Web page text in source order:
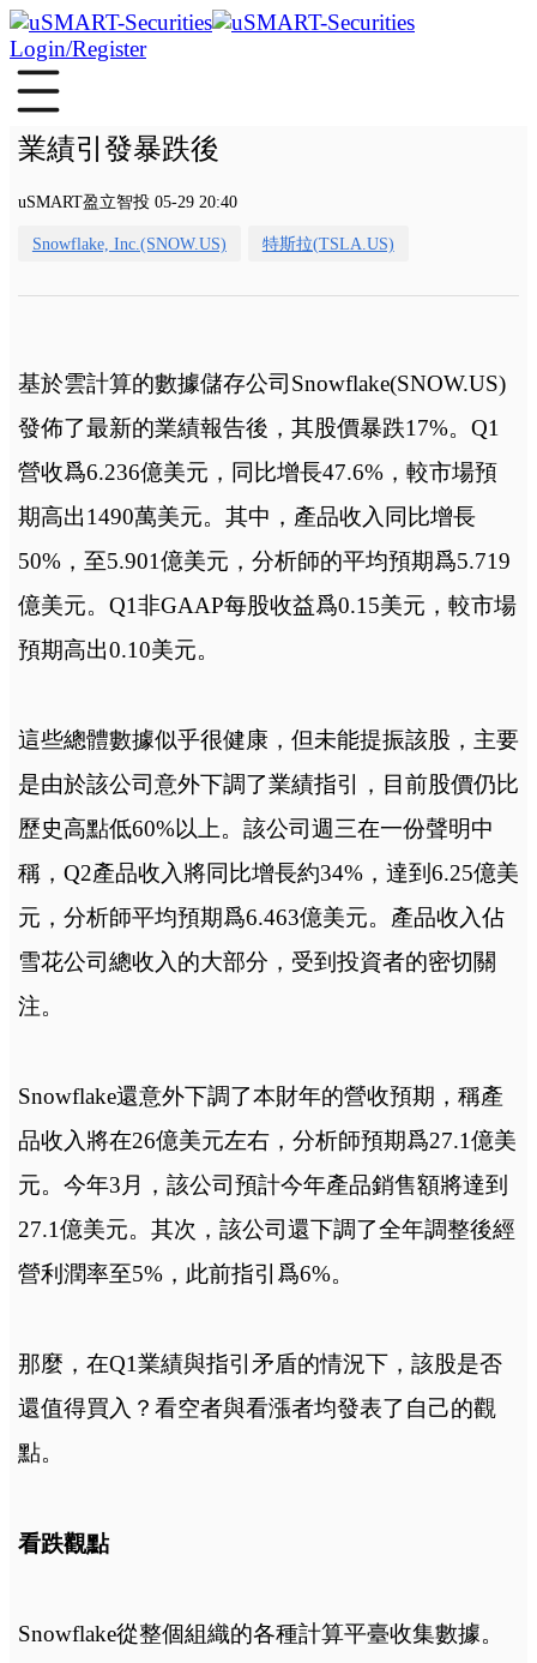
Login/Register
業績引發暴跌後
uSMART盈立智投 05-29 20:40
Snowflake, Inc.(SNOW.US) 特斯拉(TSLA.US)
基於雲計算的數據儲存公司Snowflake(SNOW.US)
發佈了最新的業績報告後，其股價暴跌17%。Q1
營收爲6.236億美元，同比增長47.6%，較市場預
期高出1490萬美元。其中，產品收入同比增長
50%，至5.901億美元，分析師的平均預期爲5.719
億美元。Q1非GAAP每股收益爲0.15美元，較市場
預期高出0.10美元。
這些總體數據似乎很健康，但未能提振該股，主要
是由於該公司意外下調了業績指引，目前股價仍比
歷史高點低60%以上。該公司週三在一份聲明中
稱，Q2產品收入將同比增長約34%，達到6.25億美
元，分析師平均預期爲6.463億美元。產品收入佔
雪花公司總收入的大部分，受到投資者的密切關
注。
Snowflake還意外下調了本財年的營收預期，稱產
品收入將在26億美元左右，分析師預期爲27.1億美
元。今年3月，該公司預計今年產品銷售額將達到
27.1億美元。其次，該公司還下調了全年調整後經
營利潤率至5%，此前指引爲6%。
那麼，在Q1業績與指引矛盾的情況下，該股是否
還值得買入？看空者與看漲者均發表了自己的觀
點。
看跌觀點
Snowflake從整個組織的各種計算平臺收集數據。